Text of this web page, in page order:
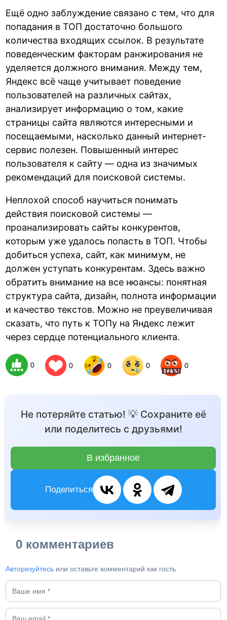
Ещё одно заблуждение связано с тем, что для
попадания в ТОП достаточно большого
количества входящих ссылок. В результате
поведенческим факторам ранжирования не
уделяется должного внимания. Между тем,
Яндекс всё чаще учитывает поведение
пользователей на различных сайтах,
анализирует информацию о том, какие
страницы сайта являются интересными и
посещаемыми, насколько данный интернет-
сервис полезен. Повышенный интерес
пользователя к сайту — одна из значимых
рекомендаций для поисковой системы.
Неплохой способ научиться понимать
действия поисковой системы —
проанализировать сайты конкурентов,
которым уже удалось попасть в ТОП. Чтобы
добиться успеха, сайт, как минимум, не
должен уступать конкурентам. Здесь важно
обратить внимание на все нюансы: понятная
структура сайта, дизайн, полнота информации
и качество текстов. Можно не преувеличивая
сказать, что путь к ТОПу на Яндекс лежит
через сердце потенциального клиента.
0 0 0 0 0
Не потеряйте статью! 💡 Сохраните её
или поделитесь с друзьями!
В избранное
Поделиться
0 комментариев
Авторизуйтесь или оставьте комментарий как гость